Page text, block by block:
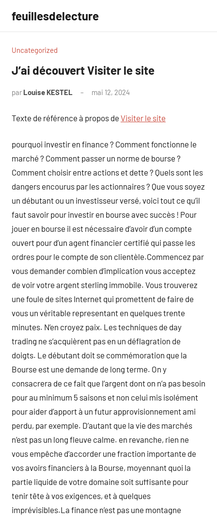
contenu
feuillesdelecture
Uncategorized
J’ai découvert Visiter le site
par Louise KESTEL mai 12, 2024
Texte de référence à propos de Visiter le site
pourquoi investir en finance ? Comment fonctionne le
marché ? Comment passer un norme de bourse ?
Comment choisir entre actions et dette ? Quels sont les
dangers encourus par les actionnaires ? Que vous soyez
un débutant ou un investisseur versé, voici tout ce qu’il
faut savoir pour investir en bourse avec succès ! Pour
jouer en bourse il est nécessaire d’avoir d’un compte
ouvert pour d’un agent financier certifié qui passe les
ordres pour le compte de son clientèle.Commencez par
vous demander combien d’implication vous acceptez
de voir votre argent sterling immobile. Vous trouverez
une foule de sites Internet qui promettent de faire de
vous un véritable representant en quelques trente
minutes. N’en croyez paix. Les techniques de day
trading ne s’acquièrent pas en un déflagration de
doigts. Le débutant doit se commémoration que la
Bourse est une demande de long terme. On y
consacrera de ce fait que l’argent dont on n’a pas besoin
pour au minimum 5 saisons et non celui mis isolément
pour aider d’apport à un futur approvisionnement ami
perdu, par exemple. D’autant que la vie des marchés
n’est pas un long fleuve calme. en revanche, rien ne
vous empêche d’accorder une fraction importante de
vos avoirs financiers à la Bourse, moyennant quoi la
partie liquide de votre domaine soit suffisante pour
tenir tête à vos exigences, et à quelques
imprévisibles.La finance n’est pas une montagne